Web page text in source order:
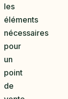
les
éléments
nécessaires
pour
un
point
de